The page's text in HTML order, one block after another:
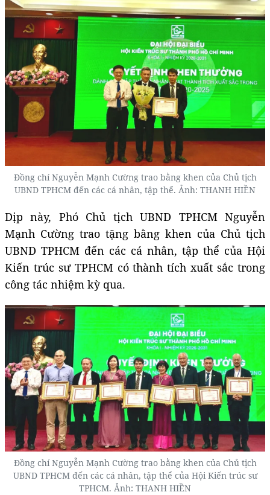
Đồng chí Nguyễn Mạnh Cường trao bằng khen của Chủ tịch
UBND TPHCM đến các cá nhân, tập thể. Ảnh: THANH HIỀN
Dịp này, Phó Chủ tịch UBND TPHCM Nguyễn
Mạnh Cường trao tặng bằng khen của Chủ tịch
UBND TPHCM đến các cá nhân, tập thể của Hội
Kiến trúc sư TPHCM có thành tích xuất sắc trong
công tác nhiệm kỳ qua.
Đồng chí Nguyễn Mạnh Cường trao bằng khen của Chủ tịch
UBND TPHCM đến các cá nhân, tập thể của Hội Kiến trúc sư
TPHCM. Ảnh: THANH HIỀN